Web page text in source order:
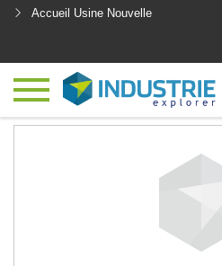
Accueil Usine Nouvelle